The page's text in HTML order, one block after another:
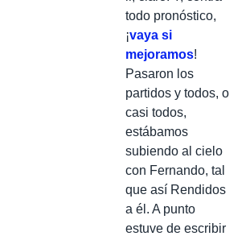
todo pronóstico,
¡vaya si
mejoramos!
Pasaron los
partidos y todos, o
casi todos,
estábamos
subiendo al cielo
con Fernando, tal
que así Rendidos
a él. A punto
estuve de escribir